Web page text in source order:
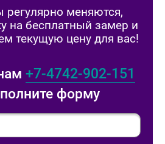
регулярно меняются,
на бесплатный замер и
текущую цену для вас!
+7-4742-902-151
форму